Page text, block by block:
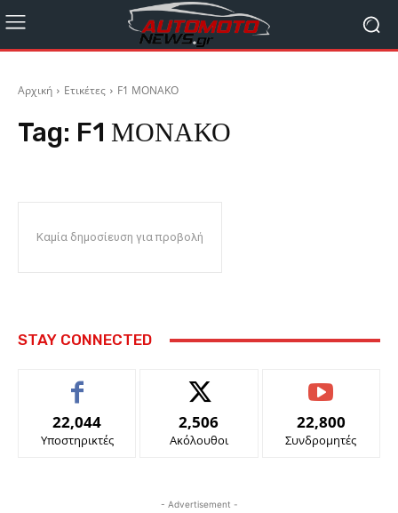
Αρχική Ετικέτες F1 ΜΟΝΑΚΟ
Tag: F1 ΜΟΝΑΚΟ
Καμία δημοσίευση για προβολή
STAY CONNECTED
22,044
Υποστηρικτές
2,506
Ακόλουθοι
22,800
Συνδρομητές
- Advertisement -